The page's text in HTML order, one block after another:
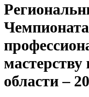
мастерству
области –